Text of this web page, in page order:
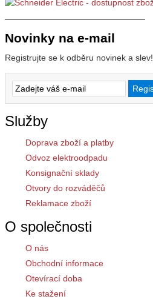
Novinky na e-mail
Registrujte se k odběru novinek a slev!
Služby
Doprava zboží a platby
Odvoz elektroodpadu
Konsignační sklady
Otvory do rozváděčů
Reklamace zboží
O společnosti
O nás
Obchodní informace
Otevírací doba
Ke stažení